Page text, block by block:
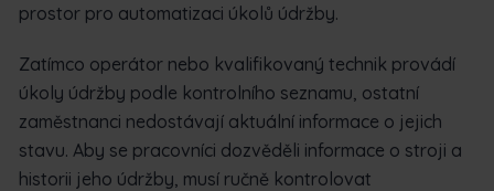
prostor pro automatizaci úkolů údržby.
Zatímco operátor nebo kvalifikovaný technik provádí
úkoly údržby podle kontrolního seznamu, ostatní
zaměstnanci nedostávají aktuální informace o jejich
stavu. Aby se pracovníci dozvěděli informace o stroji a
historii jeho údržby, musí ručně kontrolovat